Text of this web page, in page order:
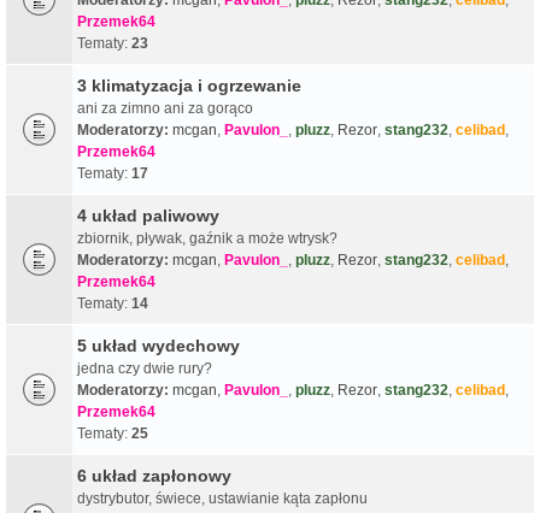
Przemek64
Tematy: 23
3 klimatyzacja i ogrzewanie
ani za zimno ani za gorąco
Moderatorzy: mcgan, Pavulon_ , pluzz, Rezor, stang232, celibad,
Przemek64
Tematy: 17
4 układ paliwowy
zbiornik, pływak, gaźnik a może wtrysk?
Moderatorzy: mcgan, Pavulon_ , pluzz, Rezor, stang232, celibad,
Przemek64
Tematy: 14
5 układ wydechowy
jedna czy dwie rury?
Moderatorzy: mcgan, Pavulon_ , pluzz, Rezor, stang232, celibad,
Przemek64
Tematy: 25
6 układ zapłonowy
dystrybutor, świece, ustawianie kąta zapłonu